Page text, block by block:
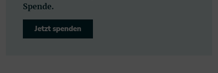
Spende.
Jetzt spenden